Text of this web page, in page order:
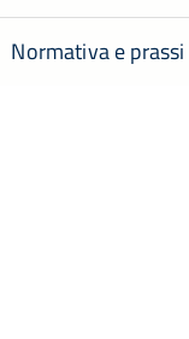
Normativa e prassi